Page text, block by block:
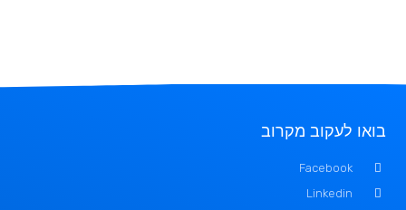
בואו לעקוב מקרוב
Facebook
Linkedin